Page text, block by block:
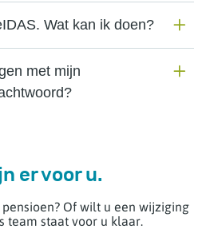
Wat kan ik doen?
met mijn
er voor u.
Of wilt u een wijziging
team staat voor u klaar.